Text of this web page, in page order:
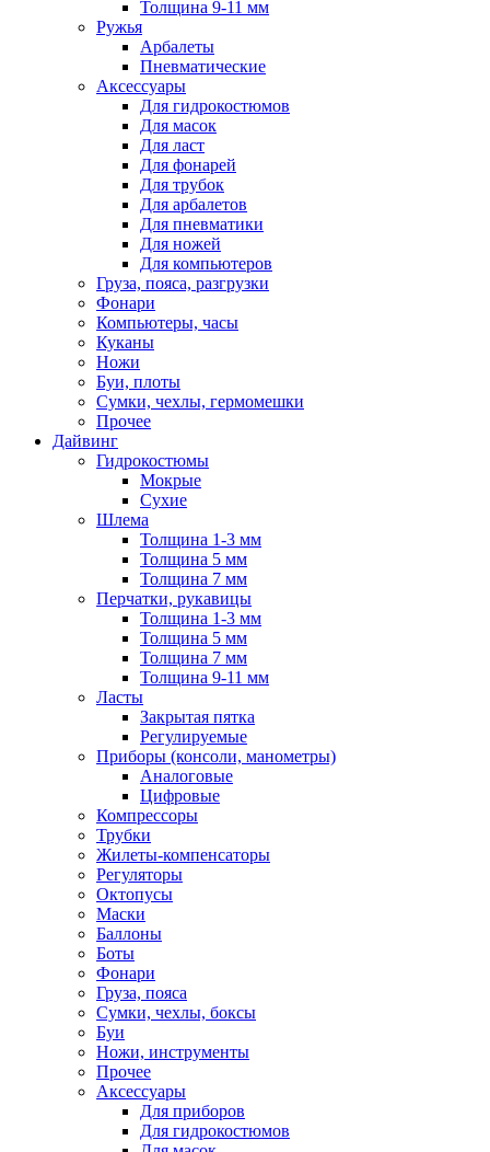
Толщина 9-11 мм
Ружья
Арбалеты
Пневматические
Аксессуары
Для гидрокостюмов
Для масок
Для ласт
Для фонарей
Для трубок
Для арбалетов
Для пневматики
Для ножей
Для компьютеров
Груза, пояса, разгрузки
Фонари
Компьютеры, часы
Куканы
Ножи
Буи, плоты
Сумки, чехлы, гермомешки
Прочее
Дайвинг
Гидрокостюмы
Мокрые
Сухие
Шлема
Толщина 1-3 мм
Толщина 5 мм
Толщина 7 мм
Перчатки, рукавицы
Толщина 1-3 мм
Толщина 5 мм
Толщина 7 мм
Толщина 9-11 мм
Ласты
Закрытая пятка
Регулируемые
Приборы (консоли, манометры)
Аналоговые
Цифровые
Компрессоры
Трубки
Жилеты-компенсаторы
Регуляторы
Октопусы
Маски
Баллоны
Боты
Фонари
Груза, пояса
Сумки, чехлы, боксы
Буи
Ножи, инструменты
Прочее
Аксессуары
Для приборов
Для гидрокостюмов